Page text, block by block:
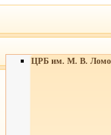
ЦРБ им. М. В.